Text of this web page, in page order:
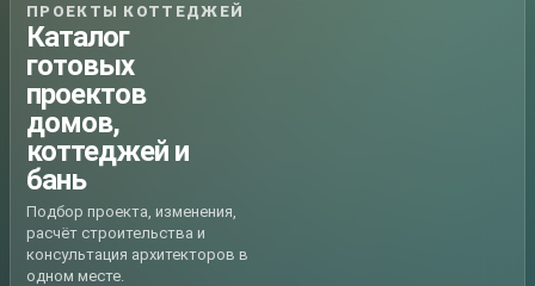
ПРОЕКТЫ КОТТЕДЖЕЙ
Каталог
готовых
проектов
домов,
коттеджей и
бань
Подбор проекта, изменения,
расчёт строительства и
консультация архитекторов в
одном месте.